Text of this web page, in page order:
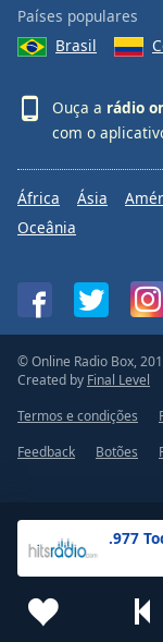
.977
Países populares
Brasil
Ouça a rádio
com o
África Ásia
Oceânia
© Online Radio Box,
Created by Final Level
Termos e condições
Feedback
Botões